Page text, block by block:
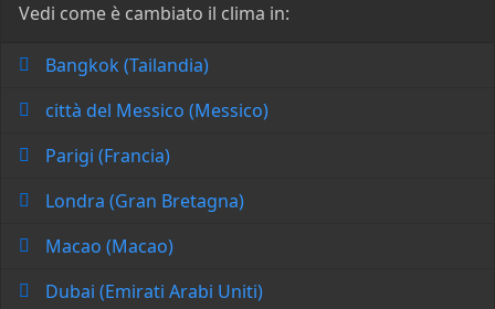
Vedi come è cambiato il clima in:
Bangkok (Tailandia)
città del Messico (Messico)
Parigi (Francia)
Londra (Gran Bretagna)
Macao (Macao)
Dubai (Emirati Arabi Uniti)